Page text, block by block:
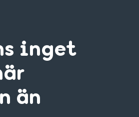
inget
än